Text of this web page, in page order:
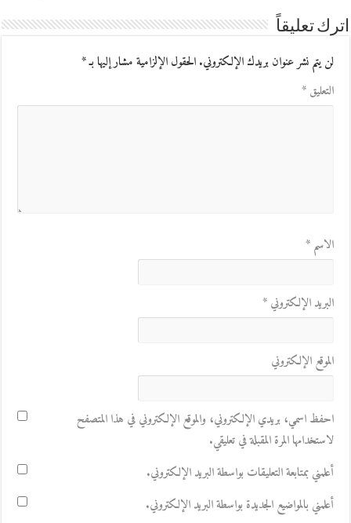
اترك تعليقاً
لن يتم نشر عنوان بريدك الإلكتروني.الحقول الإلزامية مشار إليها بـ*
التعليق*
الاسم*
البريد الإلكتروني*
الموقع الإلكتروني
احفظ اسمي، بريدي الإلكتروني، والموقع الإلكتروني في هذا المتصفح
لاستخدامها المرة المقبلة في تعليقي.
أعلمني بمتابعة التعليقات بواسطة البريد الإلكتروني.
أعلمني بالمواضيع الجديدة بواسطة البريد الإلكتروني.